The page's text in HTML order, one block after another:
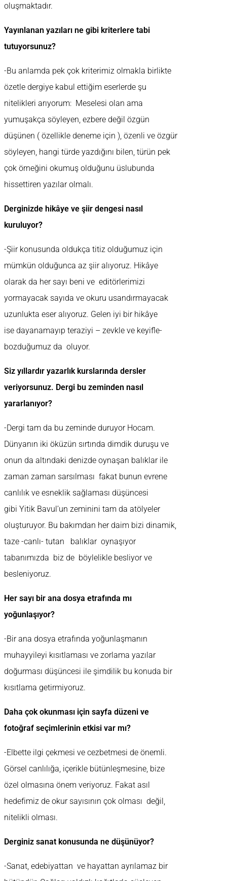
oluşmaktadır.
Yayınlanan yazıları ne gibi kriterlere tabi
tutuyorsunuz?
-Bu anlamda pek çok kriterimiz olmakla birlikte
özetle dergiye kabul ettiğim eserlerde şu
nitelikleri arıyorum: Meselesi olan ama
yumuşakça söyleyen, ezbere değil özgün
düşünen ( özellikle deneme için ), özenli ve özgür
söyleyen, hangi türde yazdığını bilen, türün pek
çok örneğini okumuş olduğunu üslubunda
hissettiren yazılar olmalı.
Derginizde hikâye ve şiir dengesi nasıl
kuruluyor?
-Şiir konusunda oldukça titiz olduğumuz için
mümkün olduğunca az şiir alıyoruz. Hikâye
olarak da her sayı beni ve editörlerimizi
yormayacak sayıda ve okuru usandırmayacak
uzunlukta eser alıyoruz. Gelen iyi bir hikâye
ise dayanamayıp teraziyi – zevkle ve keyifle-
bozduğumuz da oluyor.
Siz yıllardır yazarlık kurslarında dersler
veriyorsunuz. Dergi bu zeminden nasıl
yararlanıyor?
-Dergi tam da bu zeminde duruyor Hocam.
Dünyanın iki öküzün sırtında dimdik duruşu ve
onun da altındaki denizde oynaşan balıklar ile
zaman zaman sarsılması fakat bunun evrene
canlılık ve esneklik sağlaması düşüncesi
gibi Yitik Bavul’un zeminini tam da atölyeler
oluşturuyor. Bu bakımdan her daim bizi dinamik,
taze -canlı- tutan balıklar oynaşıyor
tabanımızda biz de böylelikle besliyor ve
besleniyoruz.
Her sayı bir ana dosya etrafında mı
yoğunlaşıyor?
-Bir ana dosya etrafında yoğunlaşmanın
muhayyileyi kısıtlaması ve zorlama yazılar
doğurması düşüncesi ile şimdilik bu konuda bir
kısıtlama getirmiyoruz.
Daha çok okunması için sayfa düzeni ve
fotoğraf seçimlerinin etkisi var mı?
-Elbette ilgi çekmesi ve cezbetmesi de önemli.
Görsel canlılığa, içerikle bütünleşmesine, bize
özel olmasına önem veriyoruz. Fakat asıl
hedefimiz de okur sayısının çok olması değil,
nitelikli olması.
Derginiz sanat konusunda ne düşünüyor?
-Sanat, edebiyattan ve hayattan ayrılamaz bir